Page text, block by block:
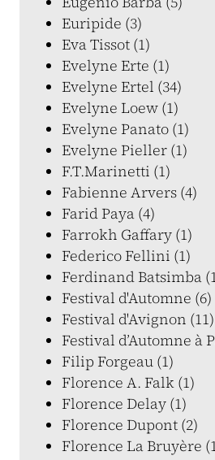
Euripide (3)
Eva Tissot (1)
Evelyne Erte (1)
Evelyne Ertel (34)
Evelyne Loew (1)
Evelyne Panato (1)
Evelyne Pieller (1)
F.T.Marinetti (1)
Fabienne Arvers (4)
Farid Paya (4)
Farrokh Gaffary (1)
Federico Fellini (1)
Ferdinand Batsimba
Festival d'Automne (6)
Festival d'Avignon (11)
Festival d’Automne à
Filip Forgeau (1)
Florence A. Falk (1)
Florence Delay (1)
Florence Dupont (2)
Florence La Bruyère